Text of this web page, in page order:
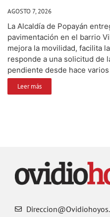
AGOSTO 7, 2026
La Alcaldía de Popayán
pavimentación en el barrio
mejora la movilidad, facilita
responde a una solicitud de
pendiente desde hace varios
Leer más